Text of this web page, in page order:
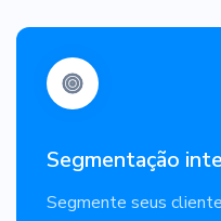
Segmentação
Segmente seus